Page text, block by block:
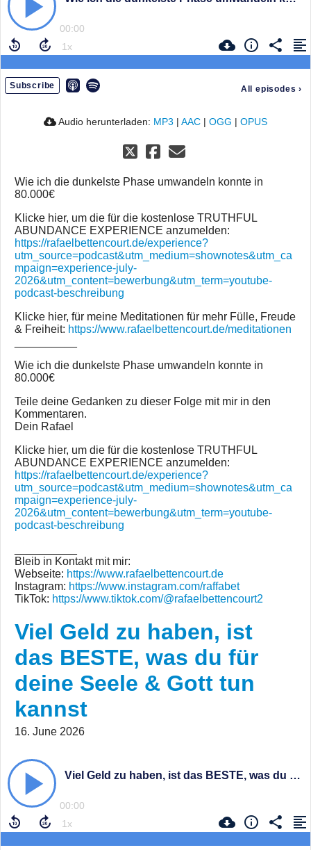
00:00
Subscribe All episodes ›
Audio herunterladen: MP3 | AAC | OGG | OPUS
Wie ich die dunkelste Phase umwandeln konnte in
80.000€
Klicke hier, um die für die kostenlose TRUTHFUL
ABUNDANCE EXPERIENCE anzumelden:
https://rafaelbettencourt.de/experience?
utm_source=podcast&utm_medium=shownotes&utm_ca
mpaign=experience-july-
2026&utm_content=bewerbung&utm_term=youtube-
podcast-beschreibung
Klicke hier, für meine Meditationen für mehr Fülle, Freude
& Freiheit: https://www.rafaelbettencourt.de/meditationen
Wie ich die dunkelste Phase umwandeln konnte in
80.000€
Teile deine Gedanken zu dieser Folge mit mir in den
Kommentaren.
Dein Rafael
Klicke hier, um die für die kostenlose TRUTHFUL
ABUNDANCE EXPERIENCE anzumelden:
https://rafaelbettencourt.de/experience?
utm_source=podcast&utm_medium=shownotes&utm_ca
mpaign=experience-july-
2026&utm_content=bewerbung&utm_term=youtube-
podcast-beschreibung
Bleib in Kontakt mit mir:
Webseite: https://www.rafaelbettencourt.de
Instagram: https://www.instagram.com/raffabet
TikTok: https://www.tiktok.com/@rafaelbettencourt2
Viel Geld zu haben, ist
das BESTE, was du für
deine Seele & Gott tun
kannst
16. June 2026
Viel Geld zu haben, ist das BESTE, was du für deine Seele & Gott tun kannst
00:00